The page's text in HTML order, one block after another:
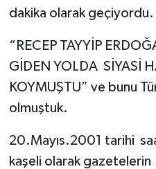
dakika olarak geçiyordu.
“RECEP TAYYİP
GİDEN YOLDA SİYASİ
KOYMUŞTU” ve bunu
olmuştuk.
20.Mayıs.2001 tarihi
kaşeli olarak